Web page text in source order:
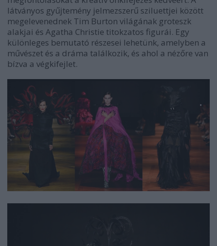
látványos gyűjtemény jelmezszerű sziluettjei között
megelevenednek Tim Burton világának groteszk
alakjai és Agatha Christie titokzatos figurái. Egy
különleges bemutató részesei lehetünk, amelyben a
művészet és a dráma találkozik, és ahol a nézőre van
bízva a végkifejlet.